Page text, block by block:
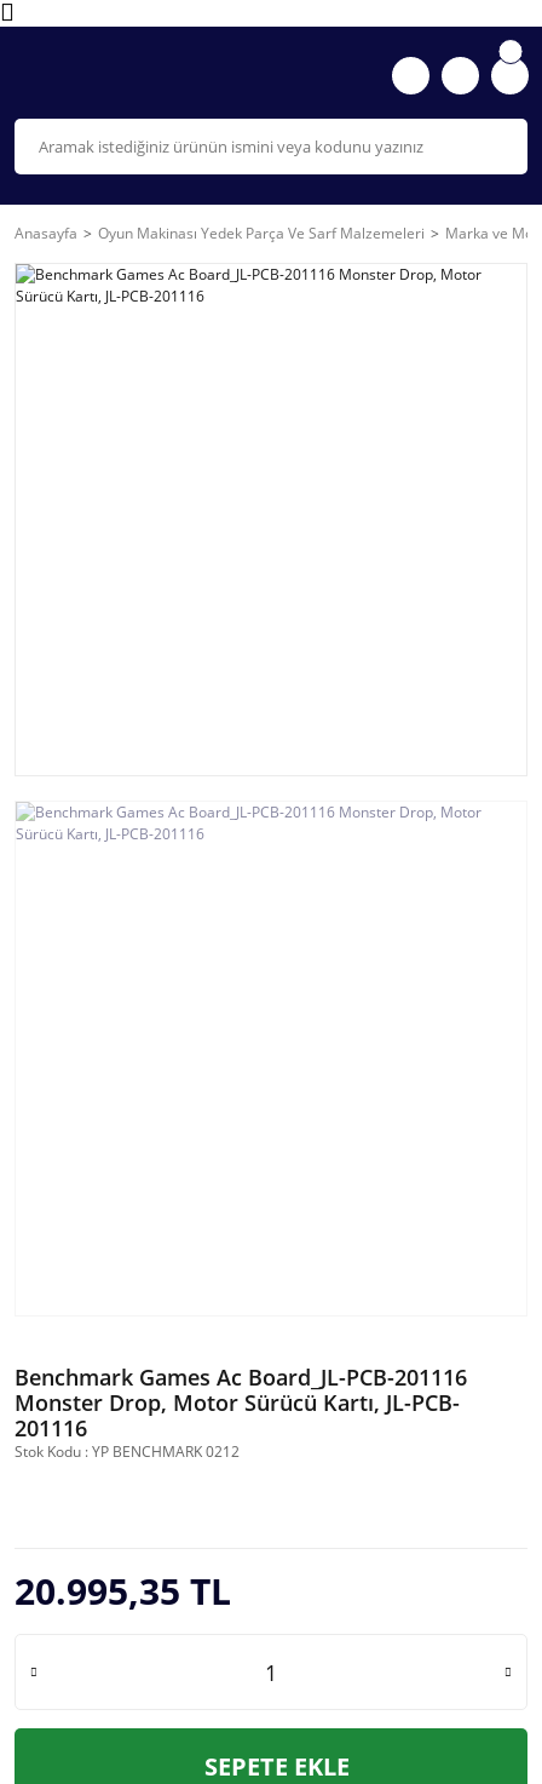
Anasayfa Oyun Makinası Yedek Parça Ve Sarf Malzemeleri Marka ve
Benchmark Games Ac Board_JL-PCB-201116
Monster Drop, Motor Sürücü Kartı, JL-PCB-
201116
Stok Kodu : YP BENCHMARK 0212
20.995,35 TL
SEPETE EKLE